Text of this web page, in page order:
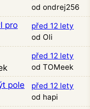
od ondrej256
pro
před 12 lety
od Oli
před 12 lety
od TOMeek
pole
před 12 lety
od hapi